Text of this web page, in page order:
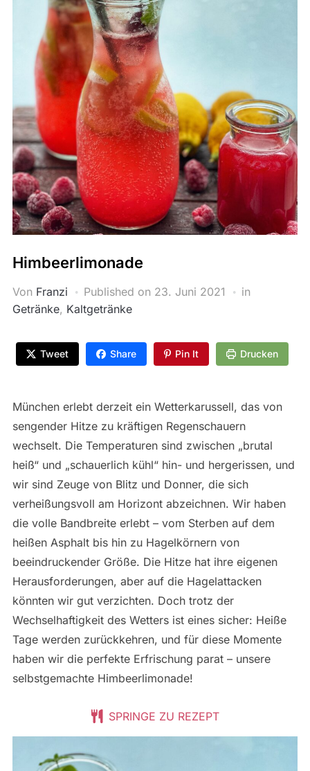
Himbeerlimonade
Von Franzi Published on 23. Juni 2021
in
Getränke, Kaltgetränke
Tweet Share Pin It Drucken
München erlebt derzeit ein Wetterkarussell, das von
sengender Hitze zu kräftigen Regenschauern
wechselt. Die Temperaturen sind zwischen „brutal
heiß“ und „schauerlich kühl“ hin- und hergerissen, und
wir sind Zeuge von Blitz und Donner, die sich
verheißungsvoll am Horizont abzeichnen. Wir haben
die volle Bandbreite erlebt – vom Sterben auf dem
heißen Asphalt bis hin zu Hagelkörnern von
beeindruckender Größe. Die Hitze hat ihre eigenen
Herausforderungen, aber auf die Hagelattacken
könnten wir gut verzichten. Doch trotz der
Wechselhaftigkeit des Wetters ist eines sicher: Heiße
Tage werden zurückkehren, und für diese Momente
haben wir die perfekte Erfrischung parat – unsere
selbstgemachte Himbeerlimonade!
SPRINGE ZU REZEPT